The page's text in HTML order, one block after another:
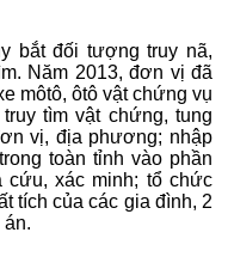
bắt đối tượng truy nã,
Năm 2013, đơn vị đã
môtô, ôtô vật chứng vụ
tìm vật chứng, tung
vị, địa phương; nhập
toàn tỉnh vào phần
cứu, xác minh; tổ chức
tích của các gia đình, 2